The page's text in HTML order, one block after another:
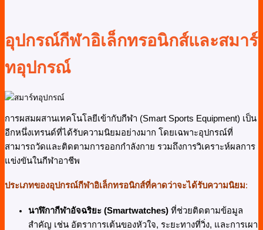
อุปกรณ์กีฬาอิเล็กทรอนิกส์และสมาร์
ทอุปกรณ์
การผสมผสานเทคโนโลยีเข้ากับกีฬา (Smart Sports Equipment) เป็น
อีกหนึ่งเทรนด์ที่ได้รับความนิยมอย่างมาก โดยเฉพาะอุปกรณ์ที่
สามารถวัดและติดตามการออกกำลังกาย รวมถึงการวิเคราะห์ผลการ
แข่งขันในกีฬาอาชีพ
ประเภทของอุปกรณ์กีฬาอิเล็กทรอนิกส์ที่คาดว่าจะได้รับความนิยม:
นาฬิกากีฬาอัจฉริยะ (Smartwatches) ที่ช่วยติดตามข้อมูล
สำคัญ เช่น อัตราการเต้นของหัวใจ, ระยะทางที่วิ่ง, และการเผา